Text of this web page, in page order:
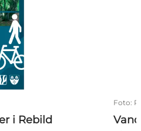
i Rebild
Foto: